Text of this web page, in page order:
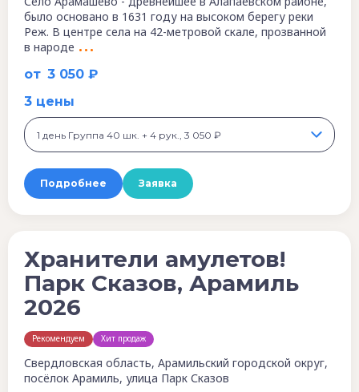
от 3 050 ₽
было основано в 1631 году на высоком берегу реки
Реж. В центре села на 42-метровой скале, прозванной
в народе
3 цены
1 день Группа 40 шк. + 4 рук., 3 050 ₽
Подробнее Заявка
Хранители амулетов!
Парк Сказов, Арамиль
2026
Рекомендуем Хит продаж
Свердловская область, Арамильский городской округ,
посёлок Арамиль, улица Парк Сказов